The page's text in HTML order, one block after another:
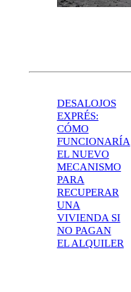
DESALOJOS
EXPRÉS:
CÓMO
FUNCIONARÍA
EL NUEVO
MECANISMO
PARA
RECUPERAR
UNA
VIVIENDA SI
NO PAGAN
EL ALQUILER